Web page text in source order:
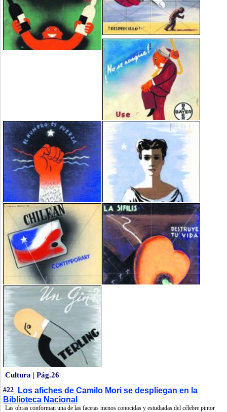
Cultura | Pág.26
#22
Los afiches de Camilo Mori se despliegan en la
Biblioteca Nacional
Las obras conforman una de las facetas menos conocidas y estudiadas del célebre pintor